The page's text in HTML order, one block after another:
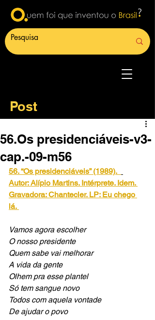
Post
56.Os presidenciáveis-v3-
cap.-09-m56
56. “Os presidenciáveis” (1989).
Autor: Alípio Martins. Intérprete. Idem.
Gravadora: Chantecler. LP: Eu chego
lá.
Vamos agora escolher
O nosso presidente
Quem sabe vai melhorar
A vida da gente
Olhem pra esse plantel
Só tem sangue novo
Todos com aquela vontade
De ajudar o povo